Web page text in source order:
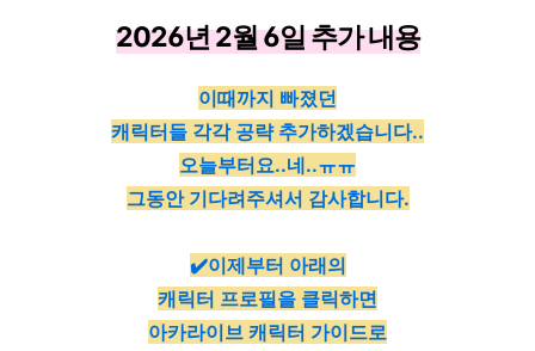
2026년 2월 6일 추가 내용
이때까지 빠졌던
캐릭터들 각각 공략 추가하겠습니다..
오늘부터요..네..ㅠㅠ
그동안 기다려주셔서 감사합니다.
✔️이제부터 아래의
캐릭터 프로필을 클릭하면
아카라이브 캐릭터 가이드로